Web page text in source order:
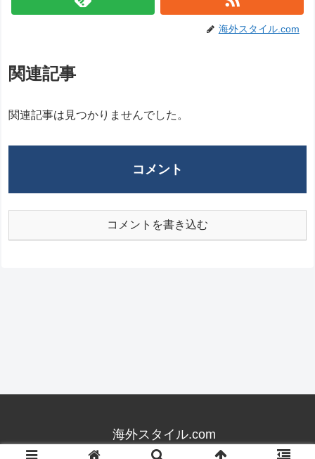
海外スタイル.com
関連記事
関連記事は見つかりませんでした。
コメント
コメントを書き込む
海外スタイル.com
© 2014 海外スタイル.com.